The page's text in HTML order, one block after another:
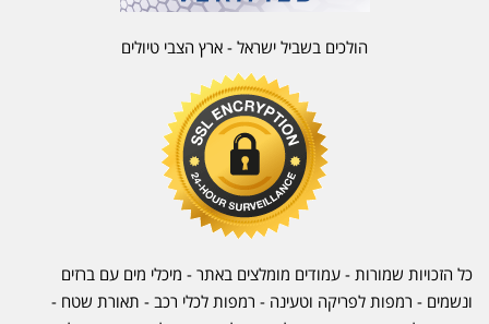
הולכים בשביל ישראל - ארץ הצבי טיולים
כל הזכויות שמורות - עמודים מומלצים באתר - מיכלי מים עם ברזים
ונשמים - רמפות לפריקה וטעינה - רמפות לכלי רכב - תאורת שטח -